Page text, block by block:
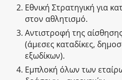
Εθνική Στρατηγική για
στον αθλητισμό.
Αντιστροφή της
(άμεσες καταδίκες,
εξωδίκων).
Εμπλοκή όλων των